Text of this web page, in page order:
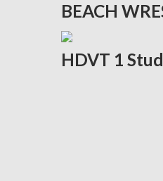
BEACH
HDVT 1